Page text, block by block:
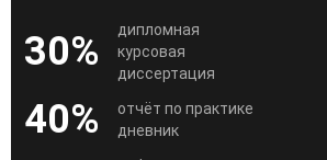
30%
дипломная
курсовая
диссертация
40%
отчёт по практике
дневник